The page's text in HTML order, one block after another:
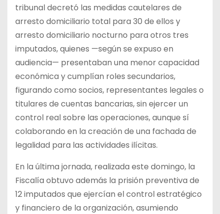
tribunal decretó las medidas cautelares de
arresto domiciliario total para 30 de ellos y
arresto domiciliario nocturno para otros tres
imputados, quienes —según se expuso en
audiencia— presentaban una menor capacidad
económica y cumplían roles secundarios,
figurando como socios, representantes legales o
titulares de cuentas bancarias, sin ejercer un
control real sobre las operaciones, aunque sí
colaborando en la creación de una fachada de
legalidad para las actividades ilícitas.
En la última jornada, realizada este domingo, la
Fiscalía obtuvo además la prisión preventiva de
12 imputados que ejercían el control estratégico
y financiero de la organización, asumiendo